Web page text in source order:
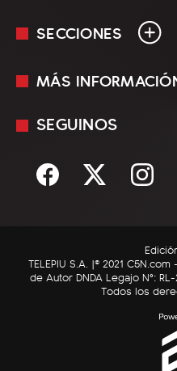
SECCIONES
En Vivo
Sociedad
C5N Autos
RatingCero
MÁS
Mediakit
Términos y condiciones
SEGUINOS
TELEPIU S.A. |© 2021
de Autor DNDA Legajo N°:
Todos los